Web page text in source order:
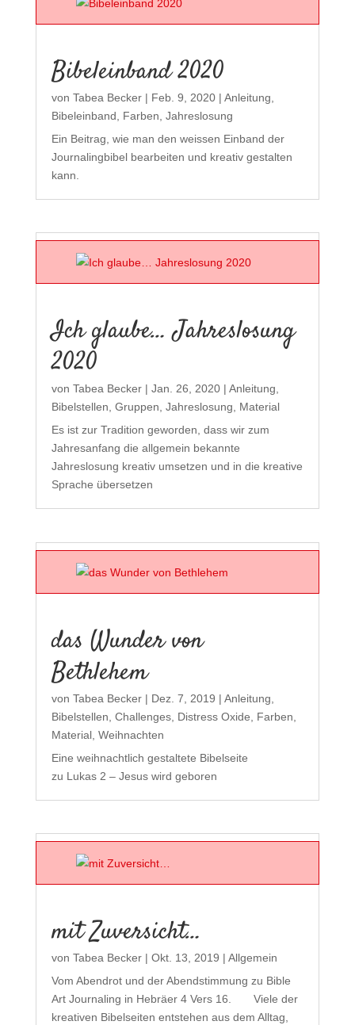
Bibeleinband 2020
von Tabea Becker| Feb. 9, 2020| Anleitung,
Bibeleinband, Farben, Jahreslosung
Ein Beitrag, wie man den weissen Einband der
Journalingbibel bearbeiten und kreativ gestalten
kann.
Ich glaube… Jahreslosung
2020
von Tabea Becker| Jan. 26, 2020| Anleitung,
Bibelstellen, Gruppen, Jahreslosung, Material
Es ist zur Tradition geworden, dass wir zum
Jahresanfang die allgemein bekannte
Jahreslosung kreativ umsetzen und in die kreative
Sprache übersetzen
das Wunder von
Bethlehem
von Tabea Becker| Dez. 7, 2019 | Anleitung
Bibelstellen Challenges, Distress Oxide Farben
Material, Weihnachten
Eine weihnachtlich gestaltete Bibelseite
zu Lukas 2 – Jesus wird geboren
mit Zuversicht…
von Tabea Becker| Okt. 13, 2019 | Allgemein
Vom Abendrot und der Abendstimmung zu Bible
Art Journaling in Hebräer 4 Vers 16. Viele der
kreativen Bibelseiten entstehen aus dem Alltag,